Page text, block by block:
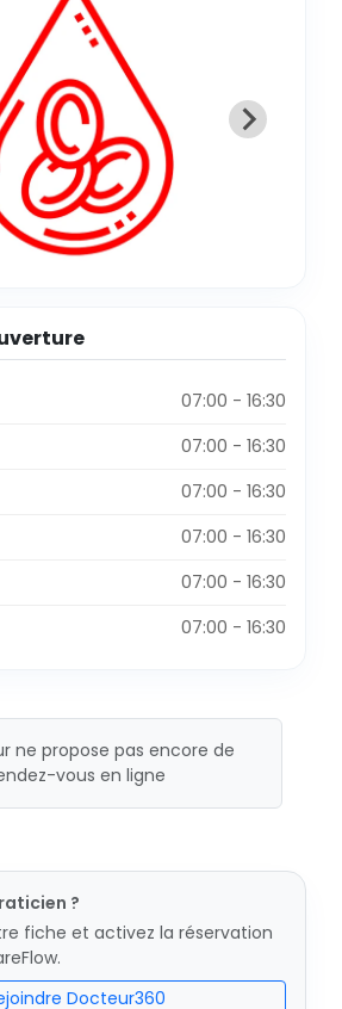
07:00 - 16:30
07:00 - 16:30
07:00 - 16:30
07:00 - 16:30
07:00 - 16:30
07:00 - 16:30
ne propose pas encore de
vous en ligne
?
fiche et activez la réservation
Docteur360